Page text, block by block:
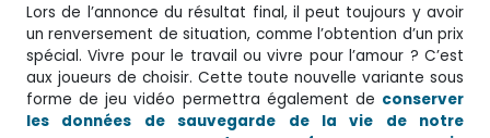
Lors de l’annonce du résultat final, il peut toujours y avoir
un renversement de situation, comme l’obtention d’un prix
spécial. Vivre pour le travail ou vivre pour l’amour ? C’est
aux joueurs de choisir. Cette toute nouvelle variante sous
forme de jeu vidéo permettra également de conserver
les données de sauvegarde de la vie de notre